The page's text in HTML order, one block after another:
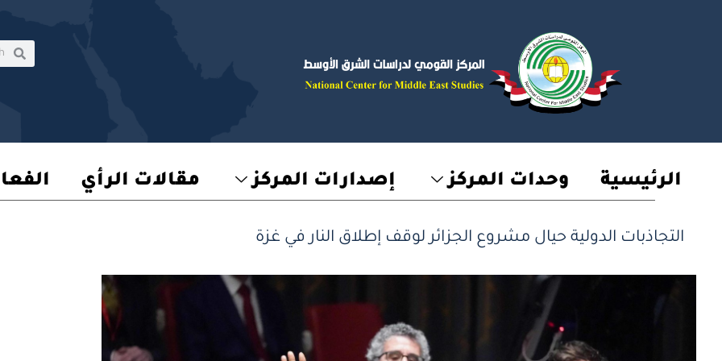
الرئيسية وحدات المركز إصدارات المركز مقالات الرأي
التجاذبات الدولية حيال مشروع الجزائر لوقف إطلاق النار في غزة